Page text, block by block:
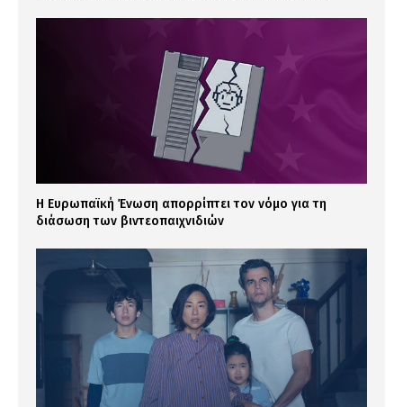
Η Ευρωπαϊκή Ένωση απορρίπτει τον νόμο για τη
διάσωση των βιντεοπαιχνιδιών